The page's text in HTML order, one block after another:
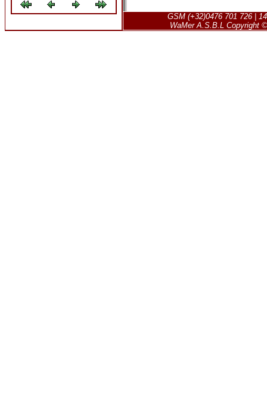
GSM (+32)0476 701 726 |
WaMer A.S.B.L Copyright